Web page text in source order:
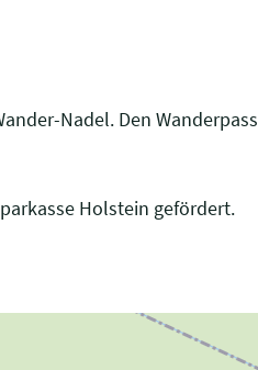
Nadel. Den Wanderpass
Holstein gefördert.